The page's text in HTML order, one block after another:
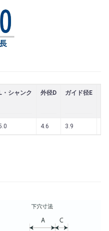
・シャンク 外径D ガイド径E
4.6 3.9